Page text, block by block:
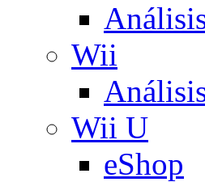
Wii
Wii U
eShop